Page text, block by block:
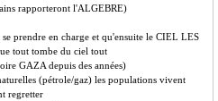
rapporteront l'ALGEBRE)
prendre en charge et qu'ensuite le CIEL LES
tout tombe du ciel tout
GAZA depuis des années)
(pétrole/gaz) les populations vivent
regretter